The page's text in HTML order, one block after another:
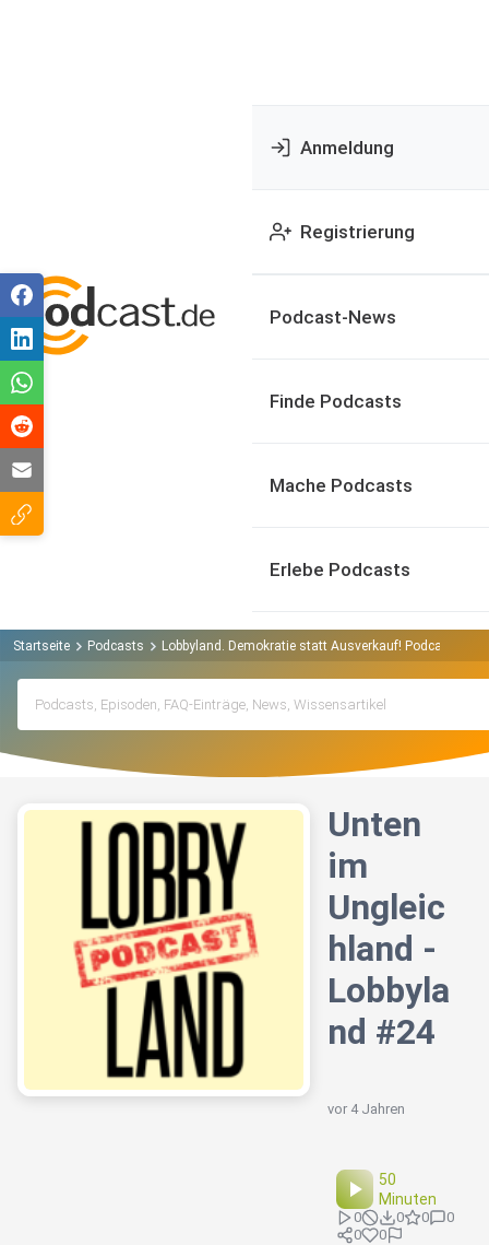
Anmeldung
Registrierung
Podcast-News
Finde Podcasts
Mache Podcasts
Erlebe Podcasts
Startseite Podcasts Lobbyland. Demokratie statt Ausverkauf! Podcast
Unten
im
Ungleic
hland -
Lobbyla
nd #24
vor 4 Jahren
50
Minuten
0 0 0
0
0
0